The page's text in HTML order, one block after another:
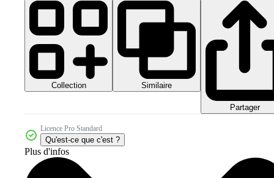
Collection Similaire
Partager
Licence Pro Standard
Qu'est-ce que c'est ?
Plus d'infos